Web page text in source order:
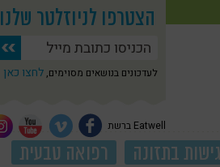
הצטרפו לניוזלטר שלנו
לעדכונים בנושאים מסוימים, לחצו כאן
Eatwell ברשת
גישות בתזונה
רפואה טבעית